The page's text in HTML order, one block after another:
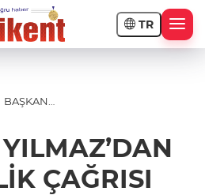
TR
BAŞKAN
ÇAĞRISI
ÇAĞRISI